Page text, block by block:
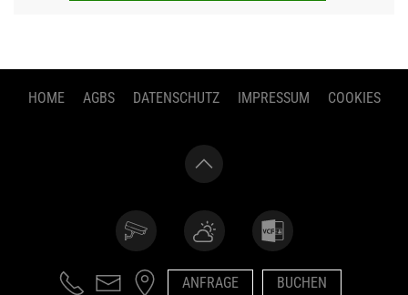
HOME AGBS DATENSCHUTZ IMPRESSUM COOKIES
ANFRAGE BUCHEN